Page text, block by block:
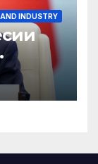
INDUSTRY
TCM